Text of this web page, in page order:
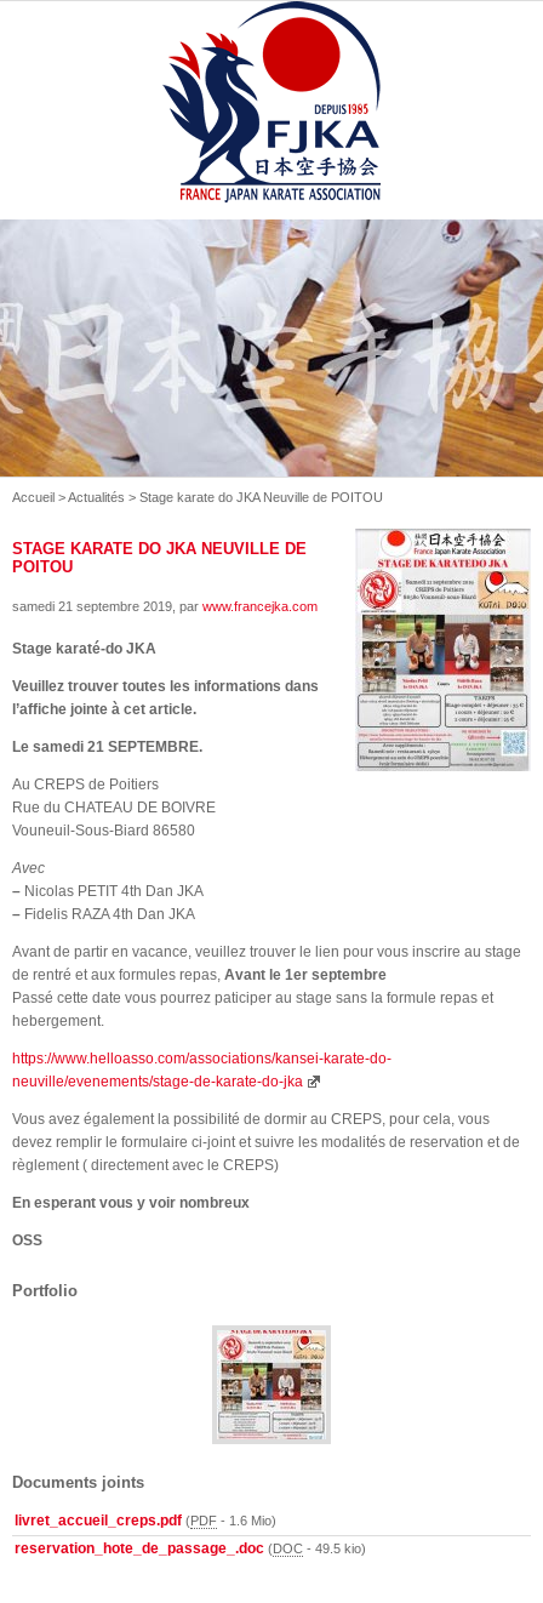
Accueil >Actualités > Stage karate do JKA Neuville de POITOU
STAGE KARATE DO JKA NEUVILLE DE
POITOU
samedi 21 septembre 2019 , par www.francejka.com
Stage karaté-do JKA
Veuillez trouver toutes les informations dans
l’affiche jointe à cet article.
Le samedi 21 SEPTEMBRE.
Au CREPS de Poitiers
Rue du CHATEAU DE BOIVRE
Vouneuil-Sous-Biard 86580
Avec
– Nicolas PETIT 4th Dan JKA
– Fidelis RAZA 4th Dan JKA
Avant de partir en vacance, veuillez trouver le lien pour vous inscrire au stage
de rentré et aux formules repas, Avant le 1er septembre
Passé cette date vous pourrez paticiper au stage sans la formule repas et
hebergement.
https://www.helloasso.com/associations/kansei-karate-do-
neuville/evenements/stage-de-karate-do-jka
Vous avez également la possibilité de dormir au CREPS, pour cela, vous
devez remplir le formulaire ci-joint et suivre les modalités de reservation et de
règlement ( directement avec le CREPS)
En esperant vous y voir nombreux
OSS
Portfolio
Documents joints
livret_accueil_creps.pdf (PDF - 1.6 Mio)
reservation_hote_de_passage_.doc (DOC -49.5 kio)